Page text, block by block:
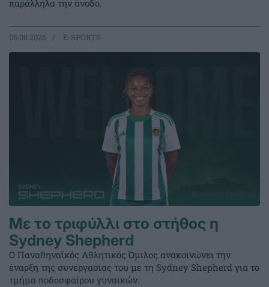
παράλληλα την άνοδο.
06.08.2026 E-SPORTS
Με το τριφύλλι στο στήθος η
Sydney Shepherd
Ο Παναθηναϊκός Αθλητικός Όμιλος ανακοινώνει την
έναρξη της συνεργασίας του με τη Sydney Shepherd για το
τμήμα ποδοσφαίρου γυναικών.